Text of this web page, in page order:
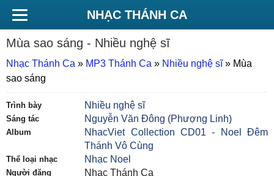
NHẠC THÁNH CA
Mùa sao sáng - Nhiều nghệ sĩ
Nhạc Thánh Ca » MP3 Thánh Ca » Nhiều nghệ sĩ» Mùa
sao sáng
Trình bày Nhiều nghệ sĩ
Sáng tác Nguyễn Văn Đông (Phượng Linh)
Album
NhacViet Collection CD01 - Noel Đêm
Thánh Vô Cùng
Thể loại nhạc Nhạc Noel
Người đăng Nhạc Thánh Ca